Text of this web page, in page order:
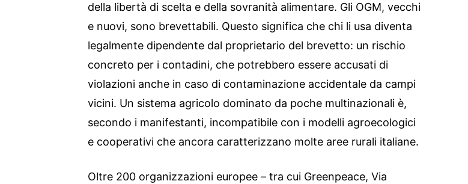
della libertà di scelta e della sovranità alimentare. Gli OGM, vecchi
e nuovi, sono brevettabili. Questo significa che chi li usa diventa
legalmente dipendente dal proprietario del brevetto: un rischio
concreto per i contadini, che potrebbero essere accusati di
violazioni anche in caso di contaminazione accidentale da campi
vicini. Un sistema agricolo dominato da poche multinazionali è,
secondo i manifestanti, incompatibile con i modelli agroecologici
e cooperativi che ancora caratterizzano molte aree rurali italiane.
Oltre 200 organizzazioni europee – tra cui Greenpeace, Via